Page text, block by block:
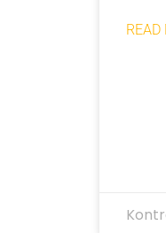
READ